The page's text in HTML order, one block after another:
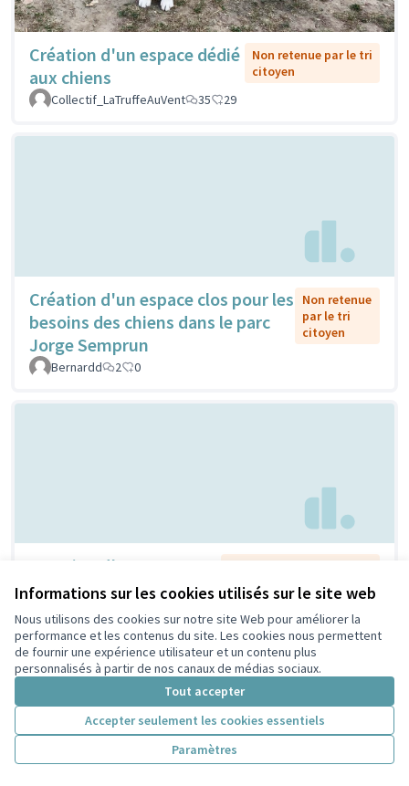
Informations sur les cookies utilisés sur le site web
Nous utilisons des cookies sur notre site Web pour améliorer la
performance et les contenus du site. Les cookies nous permettent
de fournir une expérience utilisateur et un contenu plus
personnalisés à partir de nos canaux de médias sociaux.
Tout accepter
Accepter seulement les cookies essentiels
Paramètres
Création d'un espace dédié
aux chiens
Non retenue par le tri
citoyen
Collectif_LaTruffeAuVent
35 29
Création d'un espace clos pour les
besoins des chiens dans le parc
Jorge Semprun
Non retenue
par le tri
citoyen
Bernardd 2 0
Creation d'espaces
jeunesse
Non retenue par le tri
citoyen
Bouaziz